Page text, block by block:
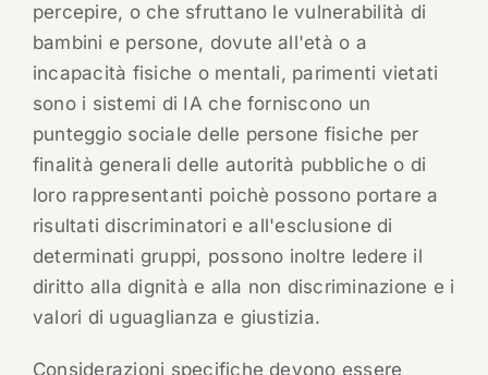
percepire, o che sfruttano le vulnerabilità di
bambini e persone, dovute all'età o a
incapacità fisiche o mentali, parimenti vietati
sono i sistemi di IA che forniscono un
punteggio sociale delle persone fisiche per
finalità generali delle autorità pubbliche o di
loro rappresentanti poichè possono portare a
risultati discriminatori e all'esclusione di
determinati gruppi, possono inoltre ledere il
diritto alla dignità e alla non discriminazione e i
valori di uguaglianza e giustizia.
Considerazioni specifiche devono essere